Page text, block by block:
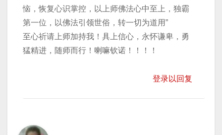
恼，恢复心识掌控，以上师佛法心中至上，独霸
第一位，以佛法引领世俗，转一切为道用”
至心祈请上师加持我！具上信心，永怀谦卑，勇
猛精进，随师而行！喇嘛钦诺！！！！
登录以回复